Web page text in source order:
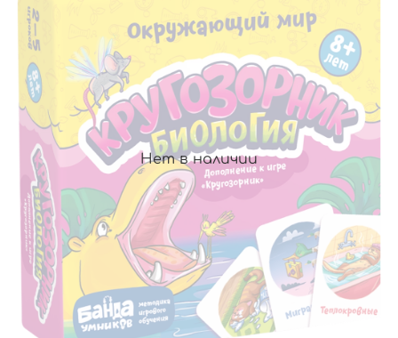
Нет в наличии